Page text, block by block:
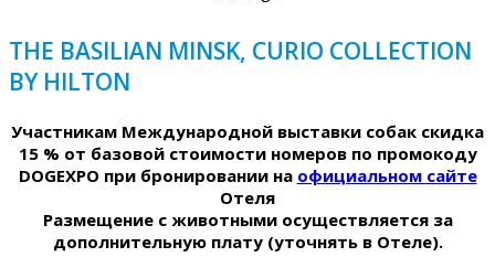
THE BASILIAN MINSK, CURIO COLLECTION
BY HILTON
Участникам Международной выставки собак скидка
15 % от базовой стоимости номеров по промокоду
DOGEXPO при бронировании на официальном сайте
Отеля
Размещение с животными осуществляется за
дополнительную плату (уточнять в Отеле).